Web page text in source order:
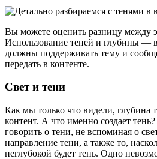
Вы можете оценить разницу между
Использование теней и глубины —
должны поддерживать тему и
передать в контенте.
Свет и тени
Как мы только что видели, глубина
контент. А что именно создает
говорить о тени, не вспоминая о
направление тени, а также то,
неглубокой будет тень. Одно